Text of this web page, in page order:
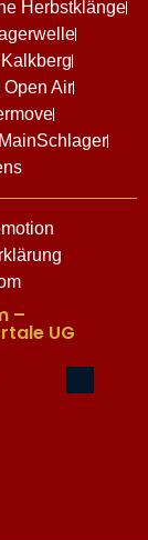
Herbstklänge
Air
–
UG​